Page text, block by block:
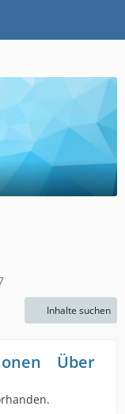
Inhalte suchen
Über